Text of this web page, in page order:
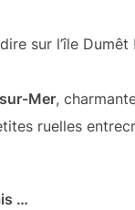
sur l’île Dumêt !
Mer,
ruelles
…